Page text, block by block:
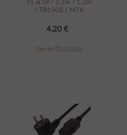
S1 al S9 / 2.5w / 1.2m
/ TB1508 / MTK
4,20 €
Stocks (0)